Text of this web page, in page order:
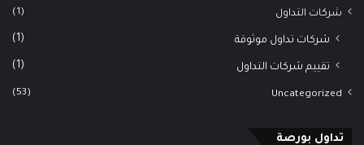
شركات التداول (1)
شركات تداول موثوقة (1)
تقييم شركات التداول (1)
Uncategorized
(53)
تداول بورصة